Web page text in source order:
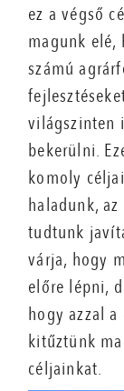
ez a végső
magunk elé,
számú
világszinten
bekerülni.
komoly
haladunk,
tudtunk
várja, hogy
előre lépni,
hogy azzal
kitűztünk
céljainkat.